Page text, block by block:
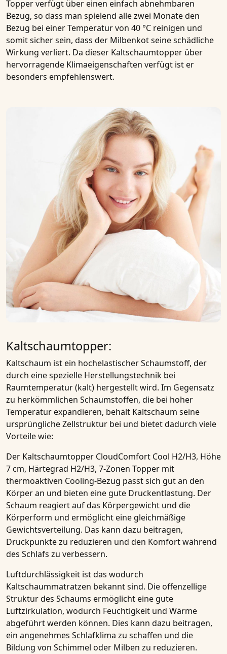
Topperverfügt über einen einfach abnehmbaren
Bezug, so dass man spielend alle zwei Monate den
Bezug bei einer Temperatur von 40 °C reinigen und
somit sicher sein, dass der Milbenkot seine schädliche
Wirkung verliert. Da dieser Kaltschaumtopper über
hervorragende Klimaeigenschaften verfügt ist er
besonders empfehlenswert.
Kaltschaumtopper:
Kaltschaum ist ein hochelastischer Schaumstoff, der
durch eine spezielle Herstellungstechnik bei
Raumtemperatur (kalt) hergestellt wird. Im Gegensatz
zu herkömmlichen Schaumstoffen, die bei hoher
Temperatur expandieren, behält Kaltschaum seine
ursprüngliche Zellstruktur bei und bietet dadurch viele
Vorteile wie:
Der Kaltschaumtopper CloudComfort Cool H2/H3, Höhe
7 cm, Härtegrad H2/H3, 7-Zonen Topper mit
thermoaktiven Cooling-Bezug passt sich gut an den
Körper an und bieten eine gute Druckentlastung. Der
Schaum reagiert auf das Körpergewicht und die
Körperform und ermöglicht eine gleichmäßige
Gewichtsverteilung. Das kann dazu beitragen,
Druckpunkte zu reduzieren und den Komfort während
des Schlafs zu verbessern.
Luftdurchlässigkeit ist das wodurch
Kaltschaummatratzen bekannt sind. Die offenzellige
Struktur des Schaums ermöglicht eine gute
Luftzirkulation, wodurch Feuchtigkeit und Wärme
abgeführt werden können. Dies kann dazu beitragen,
ein angenehmes Schlafklima zu schaffen und die
Bildung von Schimmel oder Milben zu reduzieren.